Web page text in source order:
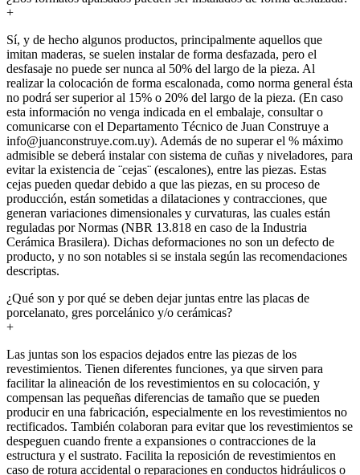
+
Sí, y de hecho algunos productos, principalmente aquellos que
imitan maderas, se suelen instalar de forma desfazada, pero el
desfasaje no puede ser nunca al 50% del largo de la pieza. Al
realizar la colocación de forma escalonada, como norma general ésta
no podrá ser superior al 15% o 20% del largo de la pieza. (En caso
esta información no venga indicada en el embalaje, consultar o
comunicarse con el Departamento Técnico de Juan Construye a
info@juanconstruye.com.uy). Además de no superar el % máximo
admisible se deberá instalar con sistema de cuñas y niveladores, para
evitar la existencia de ¨cejas¨ (escalones), entre las piezas. Estas
cejas pueden quedar debido a que las piezas, en su proceso de
producción, están sometidas a dilataciones y contracciones, que
generan variaciones dimensionales y curvaturas, las cuales están
reguladas por Normas (NBR 13.818 en caso de la Industria
Cerámica Brasilera). Dichas deformaciones no son un defecto de
producto, y no son notables si se instala según las recomendaciones
descriptas.
¿Qué son y por qué se deben dejar juntas entre las placas de
porcelanato, gres porcelánico y/o cerámicas?
+
Las juntas son los espacios dejados entre las piezas de los
revestimientos. Tienen diferentes funciones, ya que sirven para
facilitar la alineación de los revestimientos en su colocación, y
compensan las pequeñas diferencias de tamaño que se pueden
producir en una fabricación, especialmente en los revestimientos no
rectificados. También colaboran para evitar que los revestimientos se
despeguen cuando frente a expansiones o contracciones de la
estructura y el sustrato. Facilita la reposición de revestimientos en
caso de rotura accidental o reparaciones en conductos hidráulicos o